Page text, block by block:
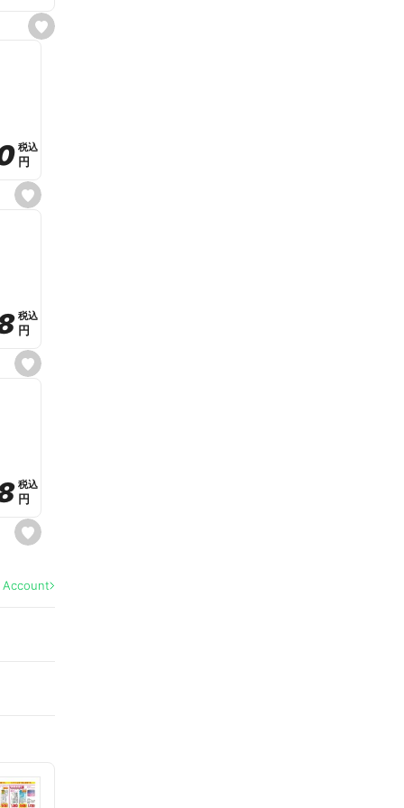
s
e
s
e
e
税込
税込
円
円
s
e
e
税込
税込
円
円
s
e
a
税込
税込
円
円